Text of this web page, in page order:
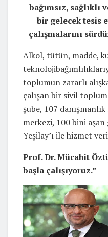
bağımsız, sağlıklı
bir gelecek tesis
çalışmalarını
Alkol, tütün, madde,
toplumun zararlı
çalışan bir sivil
şube, 107
merkezi, 100 bini
Yeşilay’ı ile hizmet
Prof. Dr. Mücahit
başla çalışıyoruz.”